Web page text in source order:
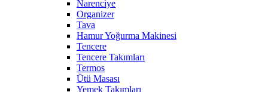
Narenciye
Organizer
Tava
Hamur Yoğurma Makinesi
Tencere
Tencere Takımları
Termos
Ütü Masası
Yemek Takımları